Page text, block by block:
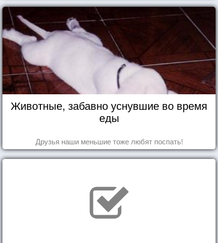
Животные, забавно уснувшие во время
еды
Друзья наши меньшие тоже любят поспать!